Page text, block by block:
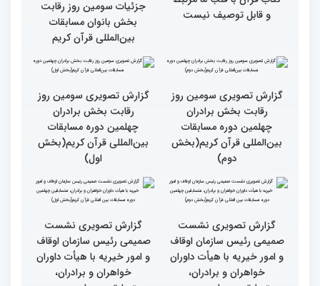
گزارش تصویری حضور
اصحاب رسانه درچهلمین
قران کریم (بخش اول)
قاری نیجریایی: نوجوانان
جهان عمل به قرآن را
سرلوحه امور خود قرار دهند
کتاب قرآن با قلب ما مرتبط
و قابل توصیف نیست
جزئیات سومین روز رقابت
بخش بانوان مسابقات
بین‌المللی قرآن کریم
گزارش تصویری سومین روز
رقابت بخش برادران
چهلمین دوره مسابقات
بین‌المللی قرآن کریم(بخش
دوم)
گزارش تصویری سومین روز
رقابت بخش برادران
چهلمین دوره مسابقات
بین‌المللی قرآن کریم(بخش
اول)